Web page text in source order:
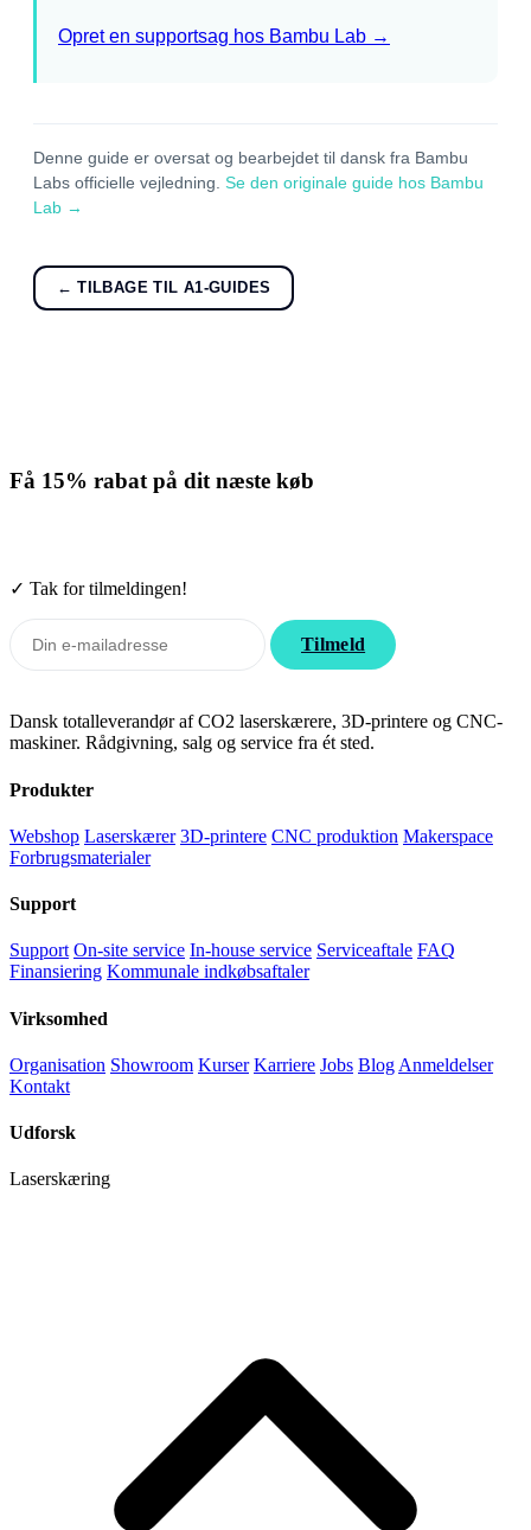
Opret en supportsag hos Bambu Lab →
Denne guide er oversat og bearbejdet til dansk fra Bambu
Labs officielle vejledning. Se den originale guide hos Bambu
Lab →
← TILBAGE TIL A1-GUIDES
Få 15% rabat på dit næste køb
✓ Tak for tilmeldingen!
Tilmeld
Dansk totalleverandør af CO2 laserskærere, 3D-printere og CNC-
maskiner. Rådgivning, salg og service fra ét sted.
Produkter
Webshop Laserskærer 3D-printere CNC produktion Makerspace
Forbrugsmaterialer
Support
Support On-site service In-house service Serviceaftale FAQ
Finansiering Kommunale indkøbsaftaler
Virksomhed
Organisation Showroom Kurser Karriere Jobs Blog Anmeldelser
Kontakt
Udforsk
Laserskæring